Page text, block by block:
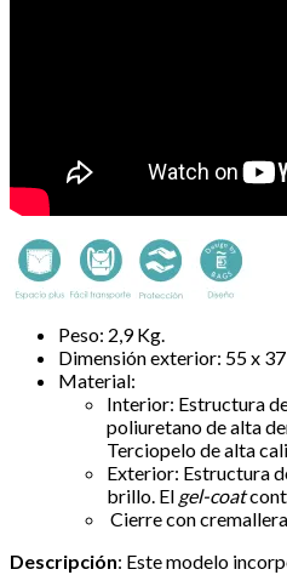
Peso: 2,9 Kg.
Dimensión exterior: 55 x
Material:
Interior: Estructura
poliuretano de alta
Terciopelo de alta
Exterior: Estructura
brillo. El gel-coat
Cierre con
Descripción: Este modelo